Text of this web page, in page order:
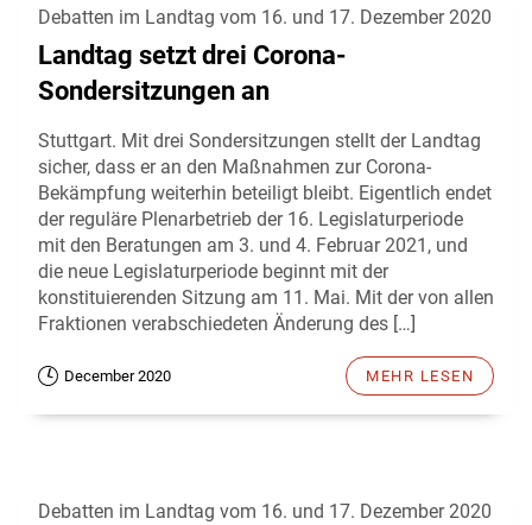
Debatten im Landtag vom 16. und 17. Dezember 2020
Landtag setzt drei Corona-
Sondersitzungen an
Stuttgart. Mit drei Sondersitzungen stellt der Landtag
sicher, dass er an den Maßnahmen zur Corona-
Bekämpfung weiterhin beteiligt bleibt. Eigentlich endet
der reguläre Plenarbetrieb der 16. Legislaturperiode
mit den Beratungen am 3. und 4. Februar 2021, und
die neue Legislaturperiode beginnt mit der
konstituierenden Sitzung am 11. Mai. Mit der von allen
Fraktionen verabschiedeten Änderung des […]
December 2020 MEHR LESEN
Debatten im Landtag vom 16. und 17. Dezember 2020